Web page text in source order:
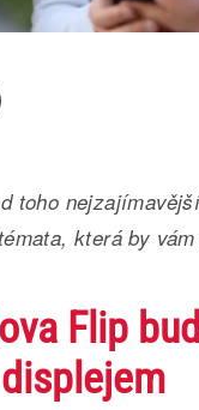
toho
která by
Flip